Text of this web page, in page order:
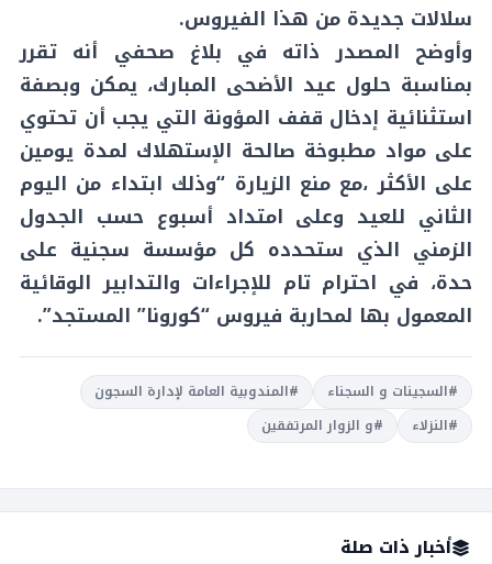
سلالات جديدة من هذا الفيروس.
وأوضح المصدر ذاته في بلاغ صحفي أنه تقرر
بمناسبة حلول عيد الأضحى المبارك، يمكن وبصفة
استثنائية إدخال قفف المؤونة التي يجب أن تحتوي
على مواد مطبوخة صالحة الإستهلاك لمدة يومين
على الأكثر ،مع منع الزيارة “وذلك ابتداء من اليوم
الثاني للعيد وعلى امتداد أسبوع حسب الجدول
الزمني الذي ستحدده كل مؤسسة سجنية على
حدة، في احترام تام للإجراءات والتدابير الوقائية
المعمول بها لمحاربة فيروس “كورونا” المستجد”.
#السجينات و السجناء
#المندوبية العامة لإدارة السجون
#النزلاء
#و الزوار المرتفقين
أخبار ذات صلة